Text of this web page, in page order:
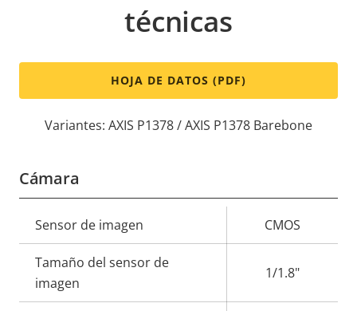
técnicas
HOJA DE DATOS (PDF)
Variantes: AXIS P1378 / AXIS P1378 Barebone
Cámara
Descripción
de
propiedad
la
propiedad
Sensor de imagen CMOS
Tamaño del sensor de
imagen
1/1.8"